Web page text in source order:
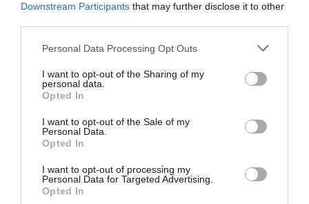
Downstream Participants that may further disclose it to other
Please note that this website/app uses one or more Google
not limited to your visit or usage behaviour. You may click to
grant or deny consent to Google and its third-party tags to
use your data for below specified purposes in below Google
consent section.
Personal Data Processing Opt Outs
I want to opt-out of the Sharing of my
personal data.
Opted In
I want to opt-out of the Sale of my
Personal Data.
Opted In
I want to opt-out of processing my
Personal Data for Targeted Advertising.
Opted In
Megosztás: Facebook Twitter Pinterest